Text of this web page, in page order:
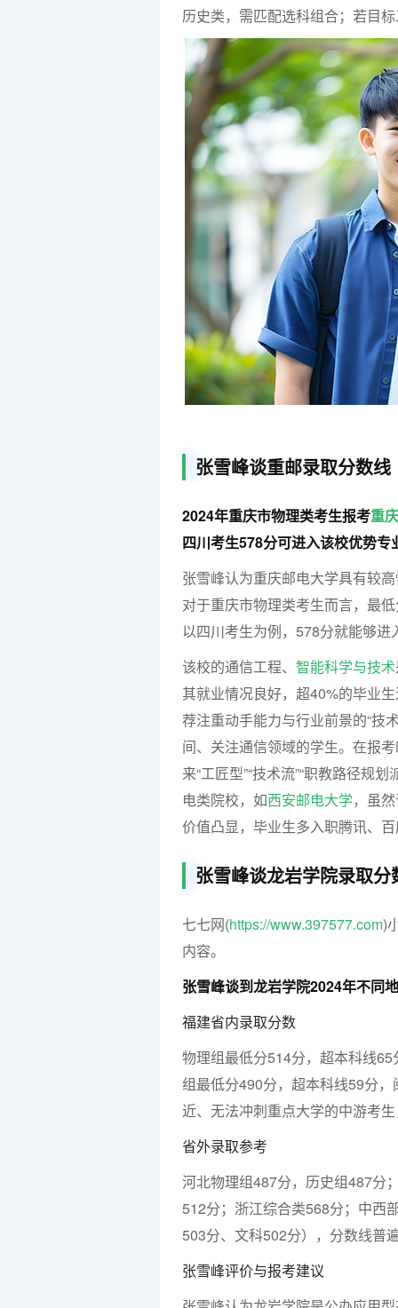
历史类，需匹配选科组合；若目
张雪峰谈重邮录取分数线
2024年重庆市物理类考生报考重
四川考生578分可进入该校优势专
张雪峰认为重庆邮电大学具有较
对于重庆市物理类考生而言，最
以四川考生为例，578分就能够进
该校的通信工程、 智能科学与技术
其就业情况良好，超40%的毕业
荐注重动手能力与行业前景的“技
间、关注通信领域的学生。在报
来“工匠型”“技术流”“职教路径规
电类院校，如西安邮电大学，虽
价值凸显，毕业生多入职腾讯、
张雪峰谈龙岩学院录取分
七七网(https://www.397577.com)
内容。
张雪峰谈到龙岩学院2024年不同
福建省内录取分数
物理组最低分514分，超本科线
组最低分490分，超本科线59分
近、无法冲刺重点大学的中游考
省外录取参考
河北物理组487分，历史组487分
512分；浙江综合类568分；中西
503分、文科502分），分数线普
张雪峰评价与报考建议